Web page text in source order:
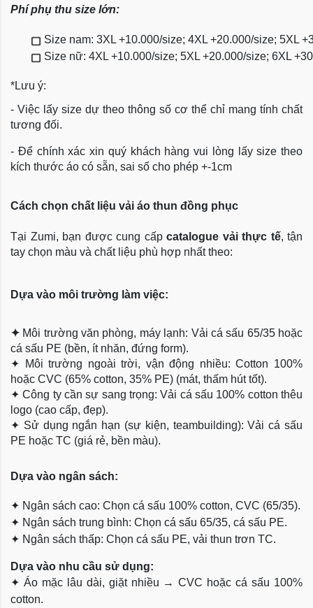
Phí phụ thu size lớn:
Size nam: 3XL +10.000/size; 4XL +20.000/size; 5XL
Size nữ: 4XL +10.000/size; 5XL +20.000/size; 6XL
*Lưu ý:
- Việc lấy size dự theo thông số cơ thể chỉ mang tính chất
tương đối.
- Để chính xác xin quý khách hàng vui lòng lấy size theo
kích thước áo có sẵn, sai số cho phép +-1cm
Cách chọn chất liệu vải áo thun đồng phục
Tại Zumi, bạn được cung cấp catalogue vải thực tế, tận
tay chọn màu và chất liệu phù hợp nhất theo:
Dựa vào môi trường làm việc:
✦ Môi trường văn phòng, máy lạnh: Vải cá sấu 65/35 hoặc
cá sấu PE (bền, ít nhăn, đứng form).
✦
Môi trường ngoài trời, vận động nhiều: Cotton 100%
hoặc CVC (65% cotton, 35% PE) (mát, thấm hút tốt).
✦Công ty cần sự sang trọng: Vải cá sấu 100% cotton thêu
logo (cao cấp, đẹp).
✦ Sử dụng ngắn hạn (sự kiện, teambuilding): Vải cá sấu
PE hoặc TC (giá rẻ, bền màu).
Dựa vào ngân sách:
✦ Ngân sách cao: Chọn cá sấu 100% cotton, CVC (65/35).
✦ Ngân sách trung bình: Chọn cá sấu 65/35, cá sấu PE.
✦ Ngân sách thấp: Chọn cá sấu PE, vải thun trơn TC.
Dựa vào nhu cầu sử dụng:
✦ Áo mặc lâu dài, giặt nhiều → CVC hoặc cá sấu 100%
cotton.